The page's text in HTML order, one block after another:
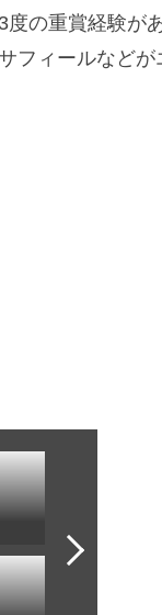
の重賞経験が
フィールなどが